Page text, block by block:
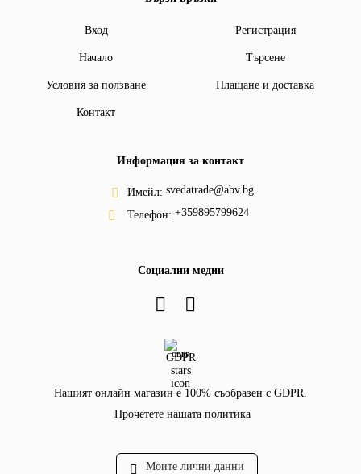
Вход Регистрация
Начало Търсене
Условия за ползване Плащане и доставка
Контакт
Информация за контакт
Имейл: svedatrade@abv.bg
Телефон: +359895799624
Социални медии
GDPR
Нашият онлайн магазин е 100% съобразен с GDPR.
Прочетете нашата политика
Моите лични данни